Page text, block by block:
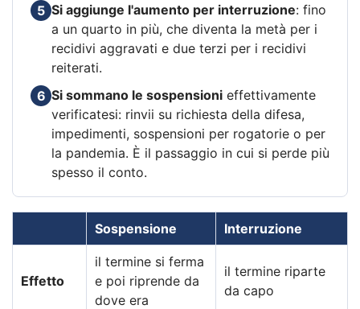
5 Si aggiunge l'aumento per interruzione: fino
a un quarto in più, che diventa la metà per i
recidivi aggravati e due terzi per i recidivi
reiterati.
6 Si sommano le sospensioni effettivamente
verificatesi: rinvii su richiesta della difesa,
impedimenti, sospensioni per rogatorie o per
la pandemia. È il passaggio in cui si perde più
spesso il conto.
Sospensione Interruzione
Effetto
il termine si ferma
e poi riprende da
dove era
il termine riparte
da capo